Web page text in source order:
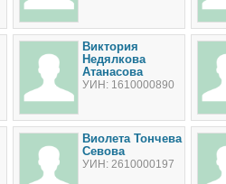
Виктория
Недялкова
Атанасова
УИН: 1610000890
Виолета Тончева
Севова
УИН: 2610000197